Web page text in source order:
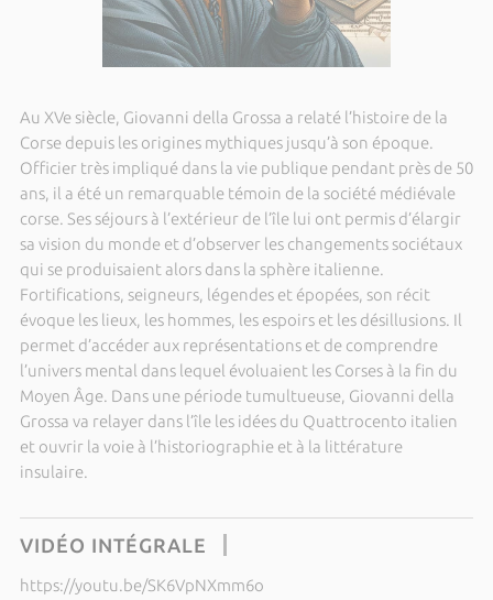
Au XVe siècle, Giovanni della Grossa a relaté l’histoire de la
Corse depuis les origines mythiques jusqu’à son époque.
Officier très impliqué dans la vie publique pendant près de 50
ans, il a été un remarquable témoin de la société médiévale
corse. Ses séjours à l’extérieur de l’île lui ont permis d’élargir
sa vision du monde et d’observer les changements sociétaux
qui se produisaient alors dans la sphère italienne.
Fortifications, seigneurs, légendes et épopées, son récit
évoque les lieux, les hommes, les espoirs et les désillusions. Il
permet d’accéder aux représentations et de comprendre
l’univers mental dans lequel évoluaient les Corses à la fin du
Moyen Âge. Dans une période tumultueuse, Giovanni della
Grossa va relayer dans l’île les idées du Quattrocento italien
et ouvrir la voie à l’historiographie et à la littérature
insulaire.
VIDÉO INTÉGRALE
https://youtu.be/SK6VpNXmm6o